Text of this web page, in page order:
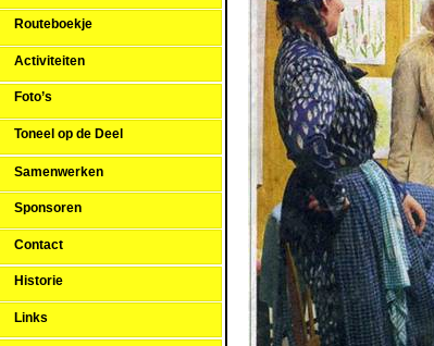
Routeboekje
Activiteiten
Foto’s
Toneel op de Deel
Samenwerken
Sponsoren
Contact
Historie
Links